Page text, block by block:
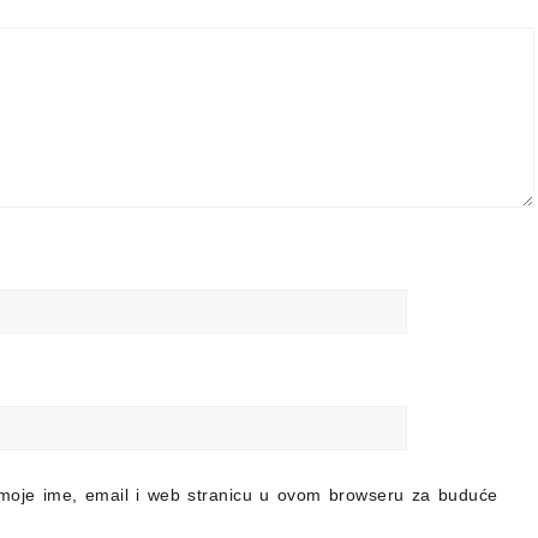
ime, email i web stranicu u ovom browseru za buduće